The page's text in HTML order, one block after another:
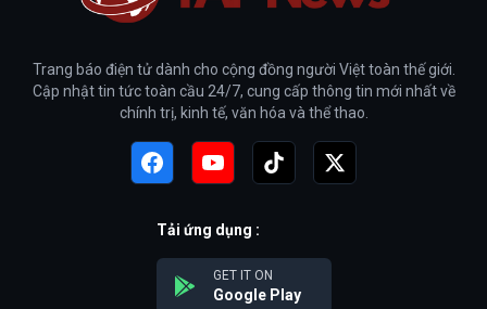
Trang báo điện tử dành cho cộng đồng người Việt toàn thế giới.
Cập nhật tin tức toàn cầu 24/7, cung cấp thông tin mới nhất về
chính trị, kinh tế, văn hóa và thể thao.
Tải ứng dụng :
GET IT ON
Google Play